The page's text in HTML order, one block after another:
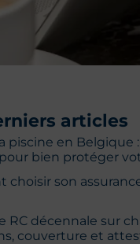
articles
piscine en Belgique
bien protéger
choisir son
RC décennale sur
couverture et